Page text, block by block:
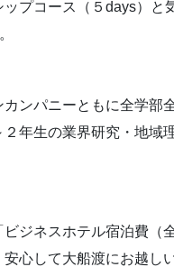
プコース（５days）と
パニーともに全学部全
生の業界研究・地域理
ネスホテル宿泊費（
心して大船渡にお越し